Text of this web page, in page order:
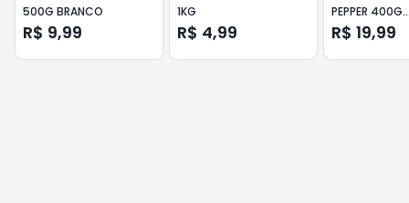
500G BRANCO
R$ 9,99
1KG
R$ 4,99
PEPPER 400G
ARGENTINO
R$ 19,99